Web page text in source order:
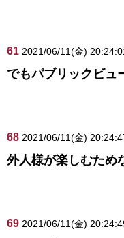
61 2021/06/11(金)
でもパブリックビュ
68 2021/06/11(金)
外人様が楽しむため
69 2021/06/11(金)